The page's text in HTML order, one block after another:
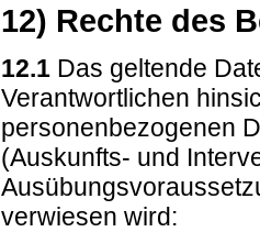
12) Rechte des
12.1 Das geltende
Verantwortlichen
personenbezogenen
(Auskunfts- und
verwiesen wird: